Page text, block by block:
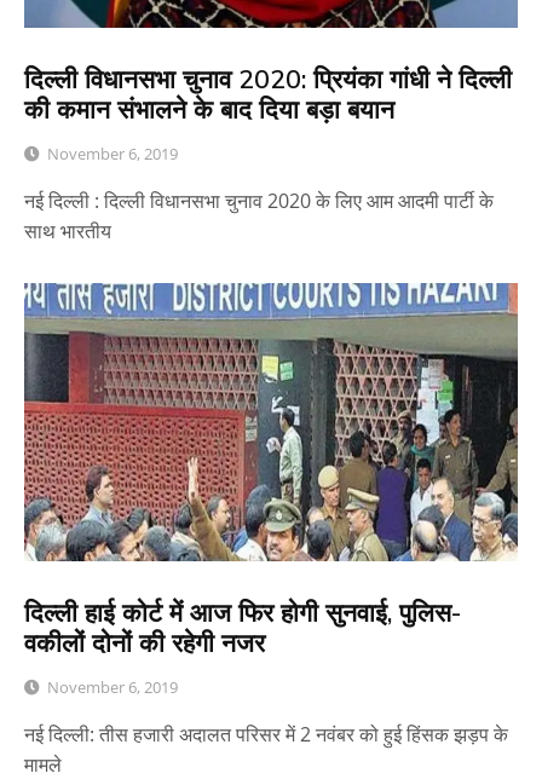
दिल्ली विधानसभा चुनाव 2020: प्रियंका गांधी ने दिल्ली
की कमान संभालने के बाद दिया बड़ा बयान
November 6, 2019
नई दिल्ली : दिल्ली विधानसभा चुनाव 2020 के लिए आम आदमी पार्टी के
साथ भारतीय
दिल्ली हाई कोर्ट में आज फिर होगी सुनवाई, पुलिस-
वकीलों दोनों की रहेगी नजर
November 6, 2019
नई दिल्ली: तीस हजारी अदालत परिसर में 2 नवंबर को हुई हिंसक झड़प के
मामले